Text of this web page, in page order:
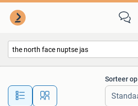
Alle afstanden…
Sorteer op